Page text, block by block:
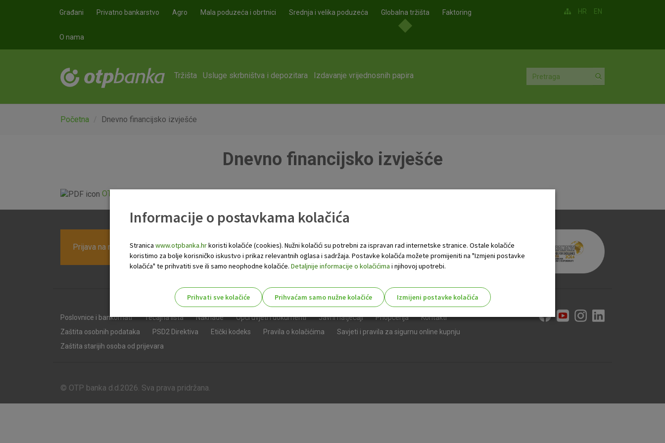
Građani Privatno bankarstvo Agro Mala poduzeća i obrtnici Srednja i velika poduzeća Globalna tržišta Faktoring
O nama
HR EN
Tržišta Usluge skrbništva i depozitara Izdavanje vrijednosnih papira
Početna Dnevno financijsko izvješće
Dnevno financijsko izvješće
OTP Dnevno financijsko izvješće.pdf
Prijava na newsletter OTP banke
Poslovnice i bankomati Tečajna lista Naknade Opći uvjeti i dokumenti Javni natječaji Priopćenja
Kontakti
Zaštita osobnih podataka
PSD2 Direktiva Etički kodeks Pravila o kolačićima
Savjeti i pravila za sigurnu online kupnju
Zaštita starijih osoba od prijevara
© OTP banka d.d.2026. Sva prava pridržana.
Informacije o postavkama kolačića
Stranica www.otpbanka.hrkoristi kolačiće (cookies). Nužni kolačići su potrebni za ispravan rad internetske stranice. Ostale kolačiće
koristimo za bolje korisničko iskustvo i prikaz relevantnih oglasa i sadržaja. Postavke kolačića možete promijeniti na "Izmjeni postavke
kolačića" te prihvatiti sve ili samo neophodne kolačiće. Detaljnije informacije o kolačićima i njihovoj upotrebi.
Prihvati sve kolačiće Prihvaćam samo nužne kolačiće
Izmijeni postavke kolačića